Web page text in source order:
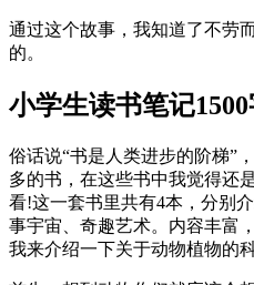
通过这个故事，我知道了不劳
的。
小学生读书笔记
俗话说“书是人类进步的阶梯”
多的书，在这些书中我觉得还
看!这一套书里共有4本，分别
事宇宙、奇趣艺术。内容丰富
我来介绍一下关于动物植物的